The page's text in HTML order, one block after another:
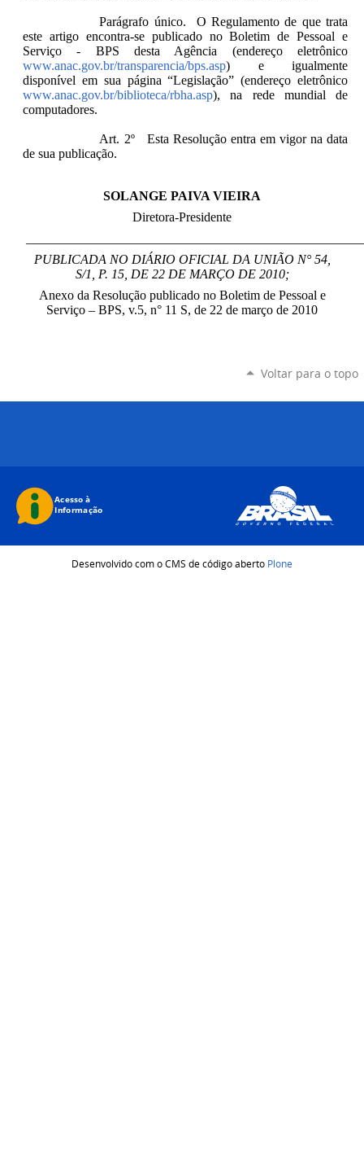
Parágrafo único. O Regulamento de que trata
este artigo encontra-se publicado no Boletim de Pessoal e
Serviço - BPS desta Agência (endereço eletrônico
www.anac.gov.br/transparencia/bps.asp) e igualmente
disponível em sua página “Legislação” (endereço eletrônico
www.anac.gov.br/biblioteca/rbha.asp), na rede mundial de
computadores.
Art. 2º Esta Resolução entra em vigor na data
de sua publicação.
SOLANGE PAIVA VIEIRA
Diretora-Presidente
PUBLICADA NO DIÁRIO OFICIAL DA UNIÃO N° 54,
S/1, P. 15, DE 22 DE MARÇO DE 2010;
Anexo da Resolução publicado no Boletim de Pessoal e
Serviço – BPS, v.5, n° 11 S, de 22 de março de 2010
Voltar para o topo
Desenvolvido com o CMS de código aberto Plone